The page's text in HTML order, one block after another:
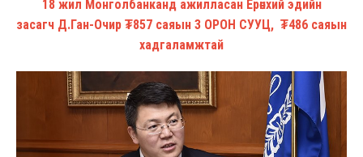
18 жил Монголбанканд ажилласан Ерөнхий эдийн
засагч Д.Ган-Очир ₮857 саяын 3 ОРОН СУУЦ, ₮486 саяын
хадгаламжтай